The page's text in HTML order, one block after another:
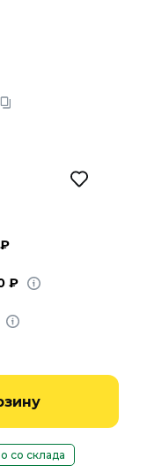
₽
со склада